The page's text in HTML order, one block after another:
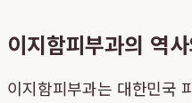
이지함피부과의 역
이지함피부과는 대한민국